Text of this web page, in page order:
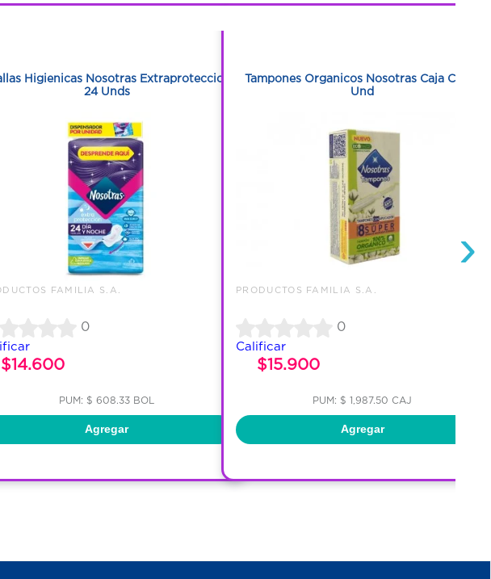
Higienicas Nosotras Extraproteccion
24 Unds
FAMILIA S.A.
0
$14.600
PUM: $ 608.33 BOL
Agregar
Tampones Organicos Nosotras Caja Con 8
Und
PRODUCTOS FAMILIA S.A.
0
Calificar
$15.900
PUM: $ 1,987.50 CAJ
Agregar
›